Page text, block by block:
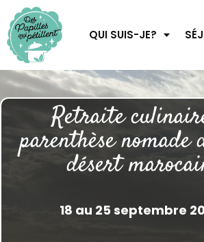
QUI SUIS-JE?
Retraite
parenthèse nomade
désert
18 au 25 septembre